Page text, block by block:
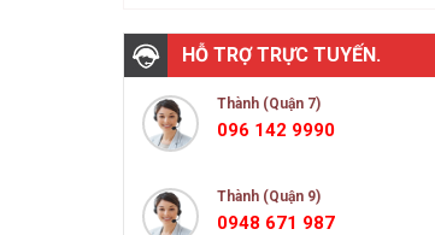
HỖ TRỢ TRỰC TUYẾN.
Thành (Quận 7)
096 142 9990
Thành (Quận 9)
0948 671 987